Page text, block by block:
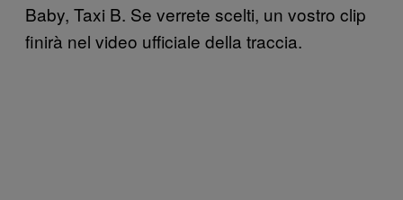
Baby, Taxi B. Se verrete scelti, un vostro clip
finirà nel video ufficiale della traccia.